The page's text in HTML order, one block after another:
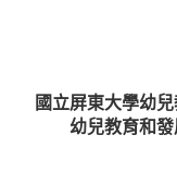
國立屏東大學幼
幼兒教育和